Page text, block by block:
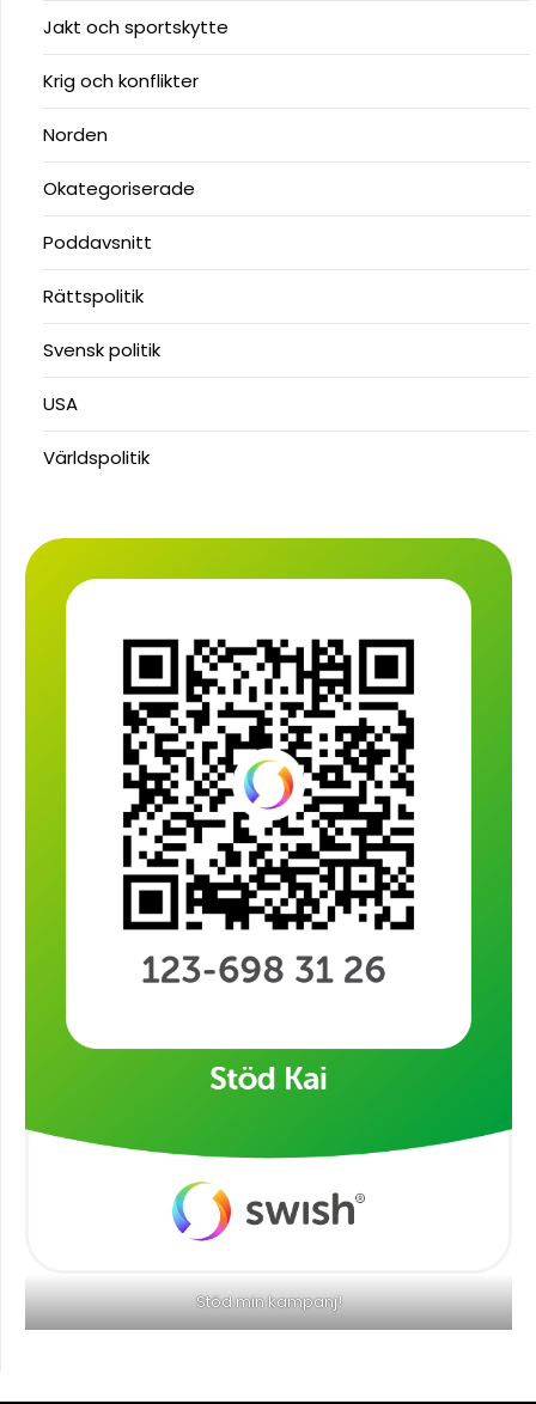
Jakt och sportskytte
Krig och konflikter
Norden
Okategoriserade
Poddavsnitt
Rättspolitik
Svensk politik
USA
Världspolitik
Stöd min kampanj!